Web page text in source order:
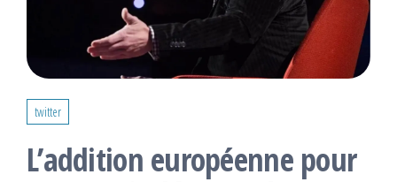
twitter
L’addition européenne pour